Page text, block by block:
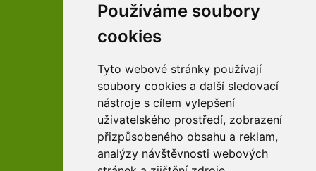
Používáme soubory
cookies
Tyto webové stránky používají
soubory cookies a další sledovací
nástroje s cílem vylepšení
uživatelského prostředí, zobrazení
přizpůsobeného obsahu a reklam,
analýzy návštěvnosti webových
Youtube kanál arboreta